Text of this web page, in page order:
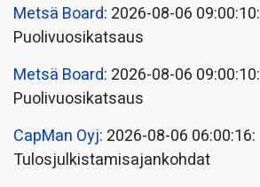
Metsä Board: 2026-08-06 09:00:10:
Puolivuosikatsaus
Metsä Board: 2026-08-06 09:00:10:
Puolivuosikatsaus
CapMan Oyj: 2026-08-06 06:00:16:
Tulosjulkistamisajankohdat